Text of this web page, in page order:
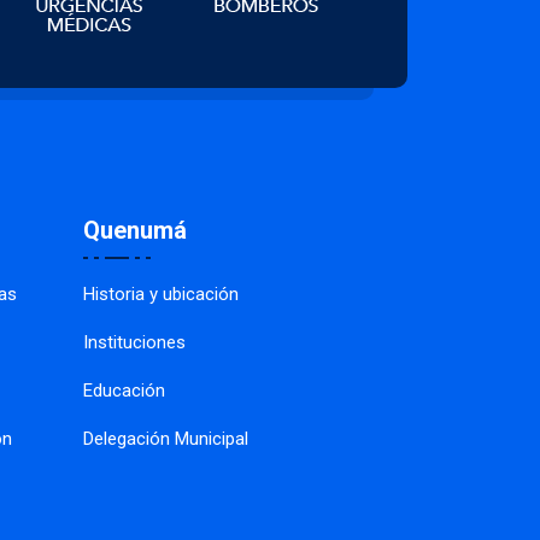
Quenumá
Historia y ubicación
Instituciones
Educación
Delegación Municipal